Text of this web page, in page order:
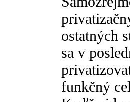
ostatných
sa v
funkčný